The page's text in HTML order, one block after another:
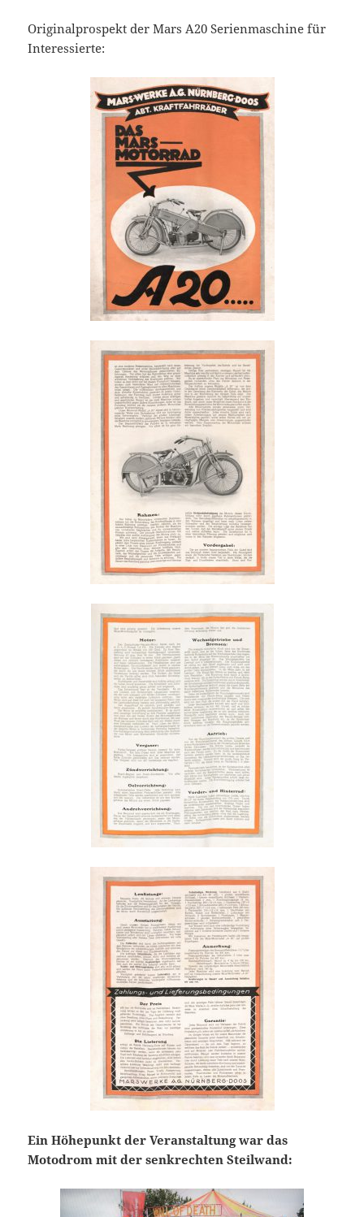
Originalprospekt der Mars A20 Serienmaschine für
Interessierte:
Ein Höhepunkt der Veranstaltung war das
Motodrom mit der senkrechten Steilwand: